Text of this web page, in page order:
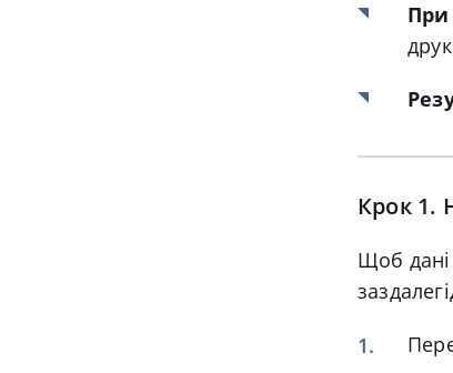
При
Крок 1.
Щоб дані